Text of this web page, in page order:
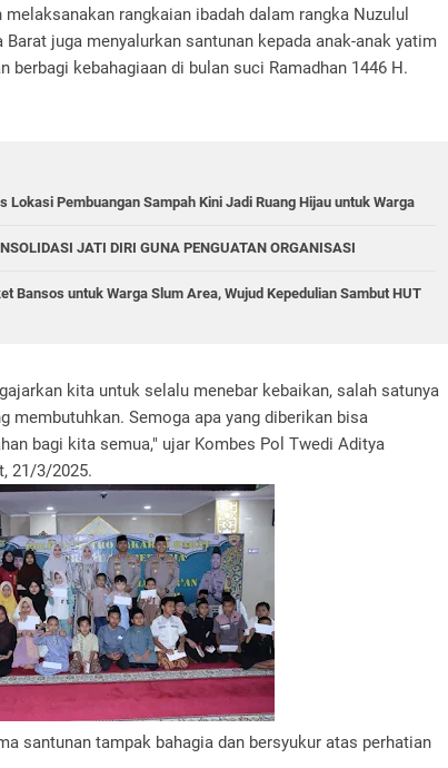
rangkaian ibadah dalam rangka Nuzulul
juga menyalurkan santunan kepada anak-anak yatim
berbagi kebahagiaan di bulan suci Ramadhan 1446 H.
Lokasi Pembuangan Sampah Kini Jadi Ruang Hijau untuk Warga
JATI DIRI GUNA PENGUATAN ORGANISASI
Bansos untuk Warga Slum Area, Wujud Kepedulian Sambut HUT
kita untuk selalu menebar kebaikan, salah satunya
membutuhkan. Semoga apa yang diberikan bisa
bagi kita semua," ujar Kombes Pol Twedi Aditya
21/3/2025.
santunan tampak bahagia dan bersyukur atas perhatian